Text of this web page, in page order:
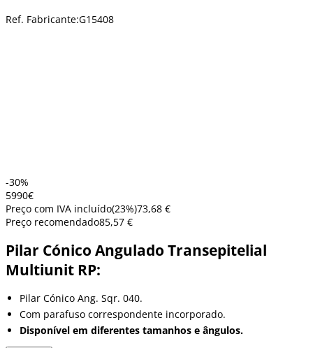
Ref. Fabricante:G15408
-30%
5990€
Preço com IVA incluído(23%)73,68 €
Preço recomendado85,57 €
Pilar Cónico Angulado Transepitelial
Multiunit RP:
Pilar Cónico Ang. Sqr. 040.
Com parafuso correspondente incorporado.
Disponível em diferentes tamanhos e ângulos.